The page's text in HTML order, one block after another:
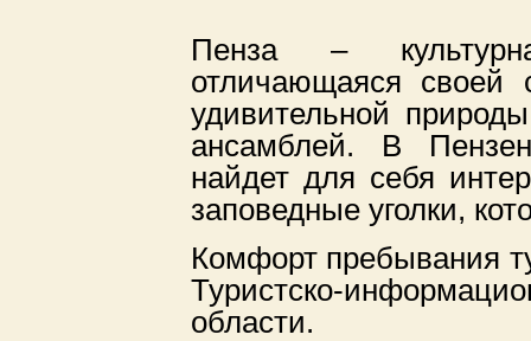
Пенза –
отличающаяся своей
удивительной
ансамблей. В
найдет для себя
заповедные уголки,
Комфорт пребывания
Туристско-
области.